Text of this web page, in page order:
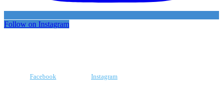
Follow on Instagram
Facebook Instagram